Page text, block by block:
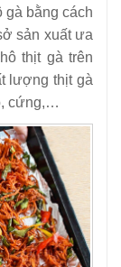
bằng cách
sản xuất ưa
thịt gà trên
lượng thịt gà
cứng,…